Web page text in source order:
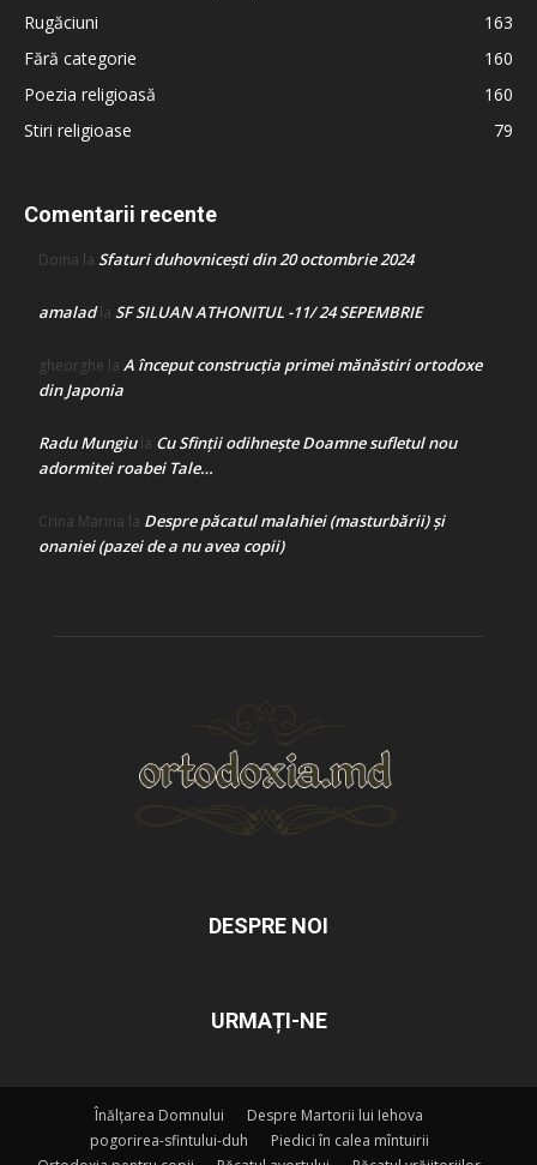
Rugăciuni
163
Fără categorie
160
Poezia religioasă
160
Stiri religioase
79
Comentarii recente
Doina la Sfaturi duhovnicești din 20 octombrie 2024
amaladla SF SILUAN ATHONITUL -11/ 24 SEPEMBRIE
gheorghe la A început construcţia primei mănăstiri ortodoxe
din Japonia
Radu Mungiula Cu Sfinții odihnește Doamne sufletul nou
adormitei roabei Tale…
Crina Marina la Despre păcatul malahiei (masturbării) şi
onaniei (pazei de a nu avea copii)
DESPRE NOI
URMAȚI-NE
Înălțarea Domnului
Despre Martorii lui Iehova
pogorirea-sfintului-duh
Piedici în calea mîntuirii